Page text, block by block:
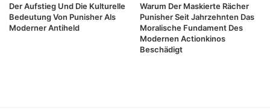
Der Aufstieg Und Die Kulturelle
Bedeutung Von Punisher Als
Moderner Antiheld
Warum Der Maskierte Rächer
Punisher Seit Jahrzehnten Das
Moralische Fundament Des
Modernen Actionkinos
Beschädigt